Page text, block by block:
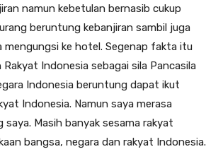
namun kebetulan bernasib cukup
beruntung kebanjiran sambil juga
mengungsi ke hotel. Segenap fakta itu
Indonesia sebagai sila Pancasila
Indonesia beruntung dapat ikut
Indonesia. Namun saya merasa
Masih banyak sesama rakyat
bangsa, negara dan rakyat Indonesia.